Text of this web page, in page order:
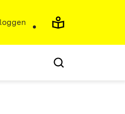
neuem Fenster)